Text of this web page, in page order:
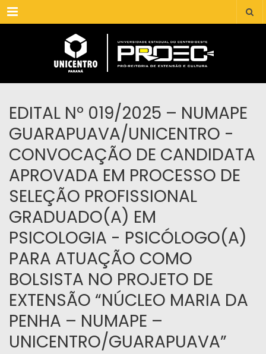
Menu
EDITAL Nº 019/2025 – NUMAPE
GUARAPUAVA/UNICENTRO -
CONVOCAÇÃO DE CANDIDATA
APROVADA EM PROCESSO DE
SELEÇÃO PROFISSIONAL
GRADUADO(A) EM
PSICOLOGIA - PSICÓLOGO(A)
PARA ATUAÇÃO COMO
BOLSISTA NO PROJETO DE
EXTENSÃO “NÚCLEO MARIA DA
PENHA – NUMAPE –
UNICENTRO/GUARAPUAVA”